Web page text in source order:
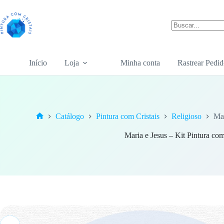
para
o
conteúdo
Início
Loja Minha conta Rastrear
Catálogo Pintura com Cristais Religioso
Maria e Jesus – Kit Pintura